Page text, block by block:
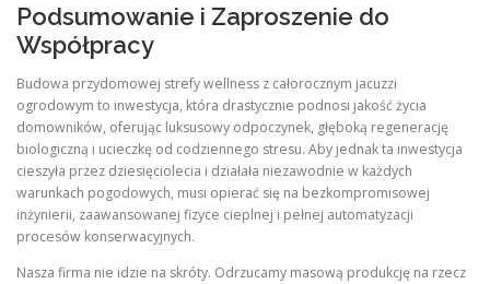
Podsumowanie i Zaproszenie do
Współpracy
Budowa przydomowej strefy wellness z całorocznym jacuzzi
ogrodowym to inwestycja, która drastycznie podnosi jakość życia
domowników, oferując luksusowy odpoczynek, głęboką regenerację
biologiczną i ucieczkę od codziennego stresu. Aby jednak ta inwestycja
cieszyła przez dziesięciolecia i działała niezawodnie w każdych
warunkach pogodowych, musi opierać się na bezkompromisowej
inżynierii, zaawansowanej fizyce cieplnej i pełnej automatyzacji
procesów konserwacyjnych.
Nasza firma nie idzie na skróty. Odrzucamy masową produkcję na rzecz